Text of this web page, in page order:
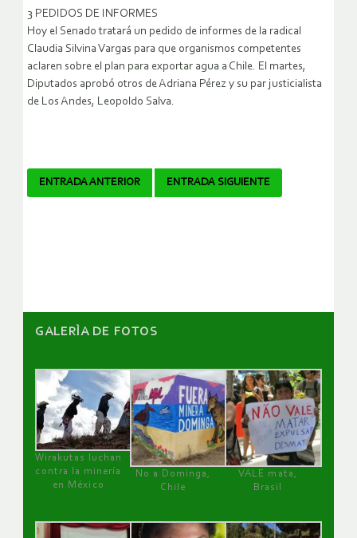
3 PEDIDOS DE INFORMES
Hoy el Senado tratará un pedido de informes de la radical
Claudia Silvina Vargas para que organismos competentes
aclaren sobre el plan para exportar agua a Chile. El martes,
Diputados aprobó otros de Adriana Pérez y su par justicialista
de Los Andes, Leopoldo Salva.
Navegador
ENTRADA ANTERIOR ENTRADA SIGUIENTE
GALERÌA DE FOTOS
Wirakutas luchan
contra la minería
en México
No a Dominga,
Chile
VALE mata,
Brasil